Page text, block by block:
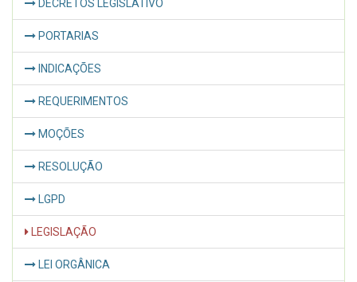
DECRETOS LEGISLATIVO
PORTARIAS
INDICAÇÕES
REQUERIMENTOS
MOÇÕES
RESOLUÇÃO
LGPD
LEGISLAÇÃO
LEI ORGÂNICA